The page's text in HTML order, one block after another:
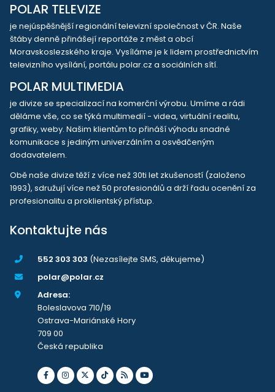
POLAR TELEVIZE
je nejúspěšnější regionální televizní společnost v ČR. Naše
štáby denně přinášejí reportáže z měst a obcí
Moravskoslezského kraje. Vysíláme je k lidem prostřednictvím
televizního vysílání, portálu polar.cz a sociálních sítí.
POLAR MULTIMEDIA
je divize se specializací na komerční výrobu. Umíme a rádi
děláme vše, co se týká multimedií - videa, virtuální realitu,
grafiky, weby. Našim klientům to přináší výhodu snadné
komunikace s jediným univerzálním a osvědčeným
dodavatelem.
Obě naše divize těží z více než 30ti let zkušeností (založeno
1993), sdružují více než 50 profesionálů a drží řadu ocenění za
profesionalitu a proklientský přístup.
Kontaktujte nás
552 303 303 (Nezasílejte SMS, děkujeme)
polar@polar.cz
Adresa:
Boleslavova 710/19
Ostrava-Mariánské Hory
709 00
Česká republika